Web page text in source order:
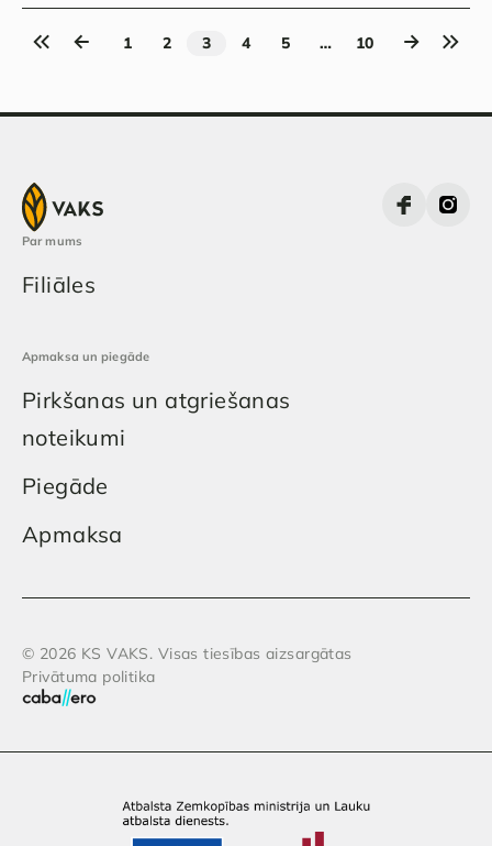
1 2 3 4 5 … 10
Par mums
Filiāles
Apmaksa un piegāde
Pirkšanas un atgriešanas
noteikumi
Piegāde
Apmaksa
© 2026 KS VAKS. Visas tiesības aizsargātas
Privātuma politika